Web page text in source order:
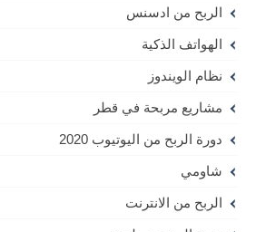
الربح من ادسنس
الهواتف الذكية
نظام الويندوز
مشاريع مربحة في قطر
دورة الربح من اليوتيوب 2020
شاومي
الربح من الانترنت